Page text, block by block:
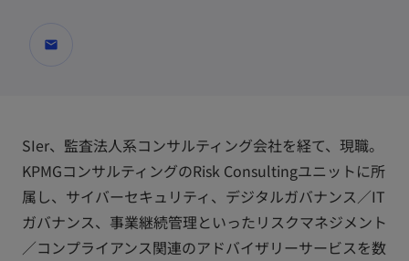
mail
SIer、監査法人系コンサルティング会社を経て、現職。
KPMGコンサルティングのRisk Consultingユニットに所
属し、サイバーセキュリティ、デジタルガバナンス／IT
ガバナンス、事業継続管理といったリスクマネジメント
／コンプライアンス関連のアドバイザリーサービスを数